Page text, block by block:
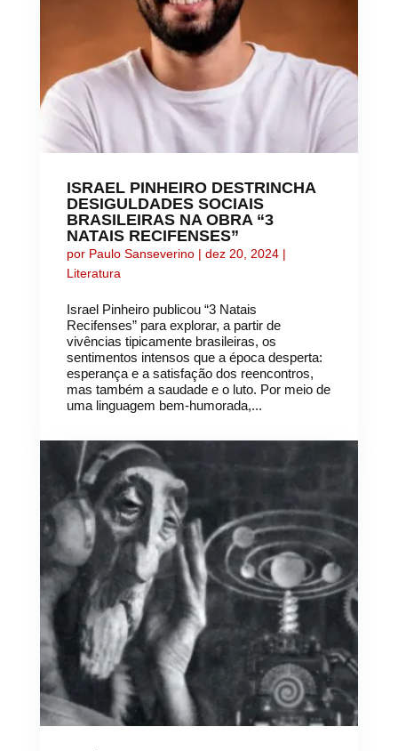
ISRAEL PINHEIRO DESTRINCHA
DESIGULDADES SOCIAIS
BRASILEIRAS NA OBRA “3
NATAIS RECIFENSES”
por Paulo Sanseverino| dez 20, 2024|
Literatura
Israel Pinheiro publicou “3 Natais
Recifenses” para explorar, a partir de
vivências tipicamente brasileiras, os
sentimentos intensos que a época desperta:
esperança e a satisfação dos reencontros,
mas também a saudade e o luto. Por meio de
uma linguagem bem-humorada,...